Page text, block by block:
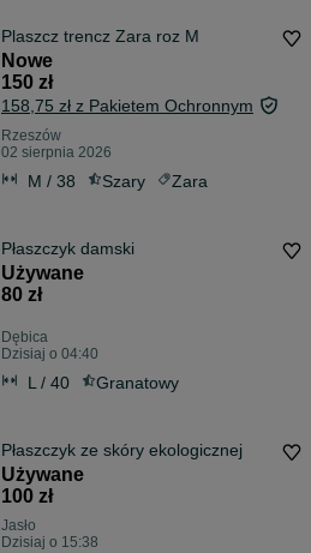
Plaszcz trencz Zara roz M
Nowe
150 zł
158,75 zł z Pakietem Ochronnym
Rzeszów
02 sierpnia 2026
M / 38 Szary Zara
Płaszczyk damski
Używane
80 zł
Dębica
Dzisiaj o 04:40
L / 40 Granatowy
Płaszczyk ze skóry ekologicznej
Używane
100 zł
Jasło
Dzisiaj o 15:38